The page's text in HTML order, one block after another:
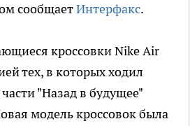
сообщаетИнтерфакс.
кроссовки Nike Air
тех, в которых ходил
"Назад в будущее"
модель кроссовок была